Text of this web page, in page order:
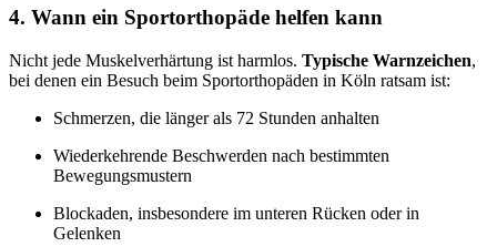
4. Wann ein Sportorthopäde helfen kann
Nicht jede Muskelverhärtung ist harmlos. Typische Warnzeichen,
bei denen ein Besuch beim Sportorthopäden in Köln ratsam ist:
Schmerzen, die länger als 72 Stunden anhalten
Wiederkehrende Beschwerden nach bestimmten
Bewegungsmustern
Blockaden, insbesondere im unteren Rücken oder in
Gelenken